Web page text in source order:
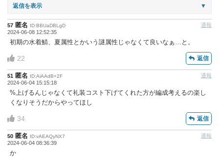
返信を表示 ▼
57 匿名 ID:BBUaDBLgD
2024-06-08 12:52:35
通報
初期の水着鯖、夏属性とかいう謎属性じゃなくて良いなぁ…と。
22 返信
51 匿名 ID:AiAAdB+2F
2024-06-04 15:15:18
通報
%上げるんじゃなくて礼装コスト下げてくれた方が編成考えるの楽し
くなりそうだからやってほし
34 返信
50 匿名 ID:vAEAQyNX7
2024-06-04 08:36:39
通報
か